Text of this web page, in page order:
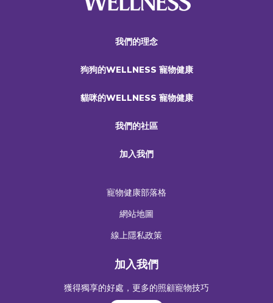
我們的理念
狗狗的WELLNESS 寵物健康
貓咪的WELLNESS 寵物健康
我們的社區
加入我們
寵物健康部落格
網站地圖
線上隱私政策
加入我們
獲得獨享的好處，更多的照顧寵物技巧